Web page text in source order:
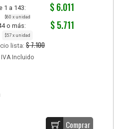
1 a 143: $ 6.011
$60 x unidad
o más: $ 5.711
$57 x unidad
lista: $ 7.100
IVA Incluido
Comprar